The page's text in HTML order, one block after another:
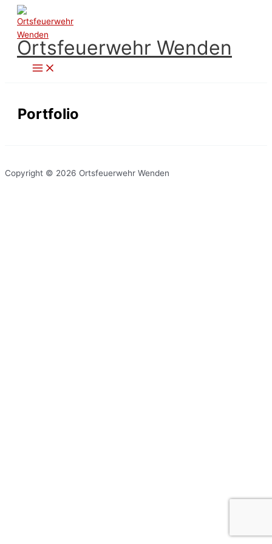
Zum
Inhalt
springen
Ortsfeuerwehr Wenden
Portfolio
Copyright © 2026 Ortsfeuerwehr Wenden